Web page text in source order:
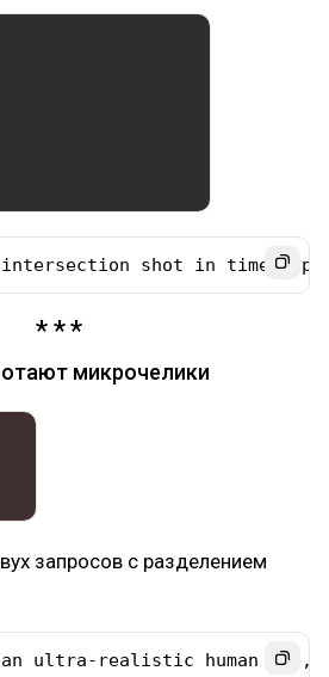
intersection shot in time-
микрочелики
запросов с разделением
an ultra-realistic human